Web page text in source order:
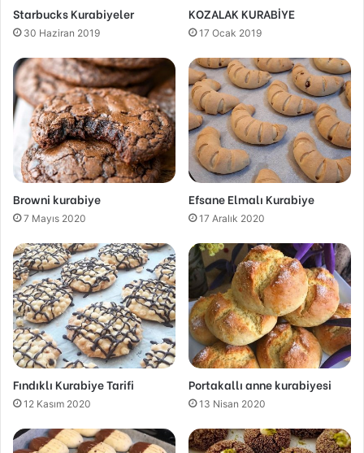
Starbucks Kurabiyeler
30 Haziran 2019
KOZALAK KURABİYE
17 Ocak 2019
Browni kurabiye
7 Mayıs 2020
Efsane Elmalı Kurabiye
17 Aralık 2020
Fındıklı Kurabiye Tarifi
12 Kasım 2020
Portakallı anne kurabiyesi
13 Nisan 2020